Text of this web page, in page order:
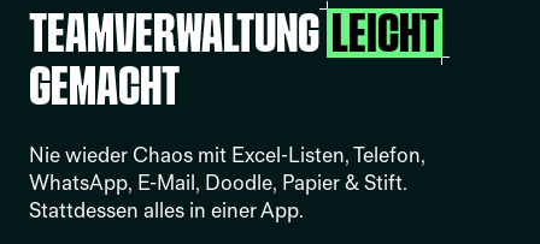
Teamverwaltung
gemacht
Nie wieder Chaos mit Excel-Listen, Telefon,
WhatsApp, E-Mail, Doodle, Papier & Stift.
Stattdessen alles in einer App.